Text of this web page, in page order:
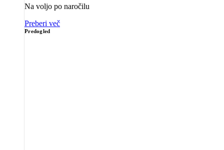
Na voljo po naročilu
Preberi več
Predogled